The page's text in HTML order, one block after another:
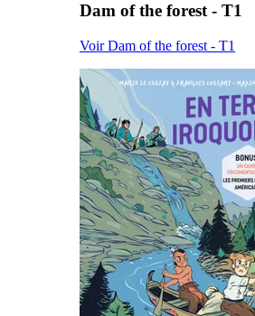
Dam of the forest - T1
Voir Dam of the forest - T1